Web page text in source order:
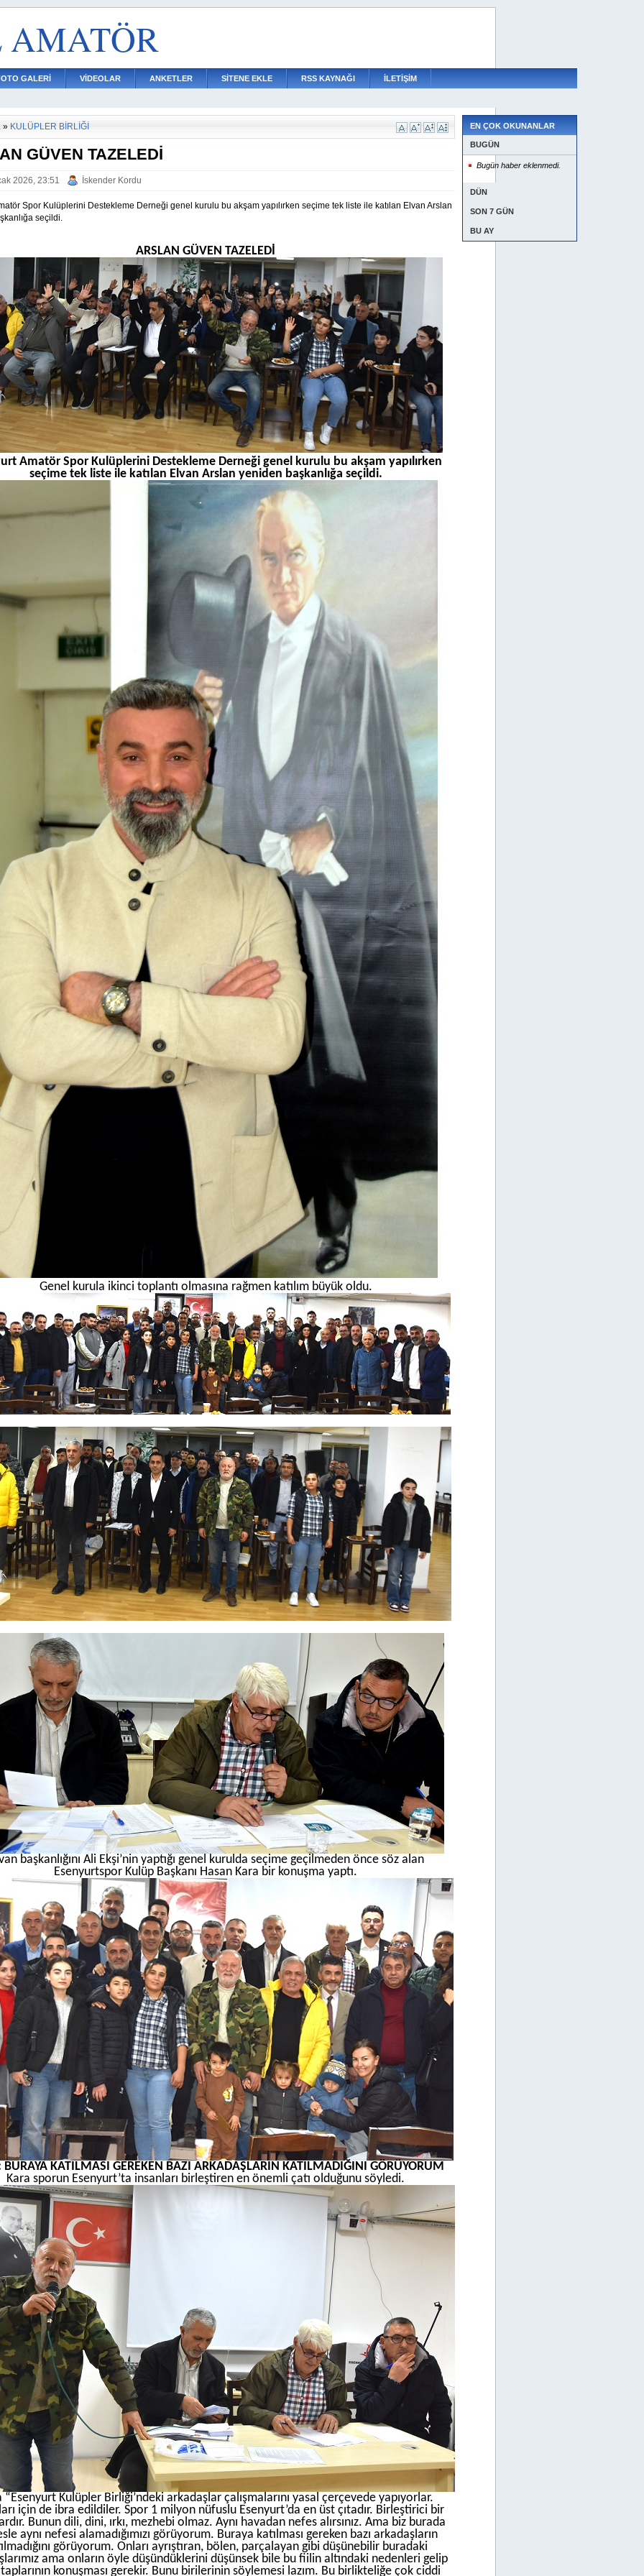
GALERİ VİDEOLAR ANKETLER SİTENE EKLE RSS KAYNAĞI İLETİŞİM
» KULÜPLER BİRLİĞİ
GÜVEN TAZELEDİ
2026, 23:51 İskender Kordu
Spor Kulüplerini Destekleme Derneği genel kurulu bu akşam yapılırken seçime tek liste ile katılan Elvan Arslan
seçildi.
ARSLAN GÜVEN TAZELEDİ
Amatör Spor Kulüplerini Destekleme Derneği genel kurulu bu akşam yapılırken
seçime tek liste ile katılan Elvan Arslan yeniden başkanlığa seçildi.
Genel kurula ikinci toplantı olmasına rağmen katılım büyük oldu.
başkanlığını Ali Ekşi’nin yaptığı genel kurulda seçime geçilmeden önce söz alan
Esenyurtspor Kulüp Başkanı Hasan Kara bir konuşma yaptı.
BURAYA KATILMASI GEREKEN BAZI ARKADAŞLARIN KATILMADIĞINI GÖRÜYORUM
Kara sporun Esenyurt’ta insanları birleştiren en önemli çatı olduğunu söyledi.
“Esenyurt Kulüpler Birliği’ndeki arkadaşlar çalışmalarını yasal çerçevede yapıyorlar.
için de ibra edildiler. Spor 1 milyon nüfuslu Esenyurt’da en üst çıtadır. Birleştirici bir
Bunun dili, dini, ırkı, mezhebi olmaz. Aynı havadan nefes alırsınız. Ama biz burada
aynı nefesi alamadığımızı görüyorum. Buraya katılması gereken bazı arkadaşların
görüyorum. Onları ayrıştıran, bölen, parçalayan gibi düşünebilir buradaki
ama onların öyle düşündüklerini düşünsek bile bu fiilin altındaki nedenleri gelip
konuşması gerekir. Bunu birilerinin söylemesi lazım. Bu birlikteliğe çok ciddi
EN ÇOK OKUNANLAR
BUGÜN
Bugün haber eklenmedi.
DÜN
SON 7 GÜN
BU AY